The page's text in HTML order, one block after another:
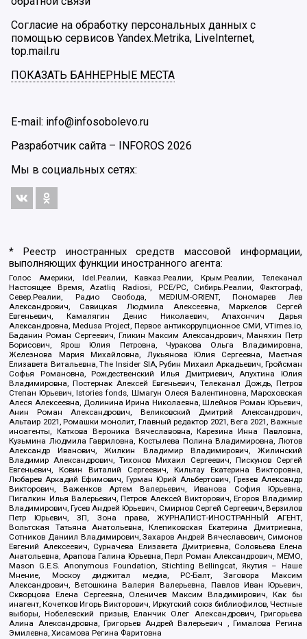
Согласие на обработку персональных данных с
помощью сервисов Yandex.Metrika, LiveInternet,
top.mail.ru
ПОКАЗАТЬ БАННЕРНЫЕ МЕСТА
E-mail: info@infosobolevo.ru
Разработчик сайта – INFOROS 2026
Мы в социальных сетях:
* Реестр иностранных средств массовой информации,
выполняющих функции иностранного агента:
Голос Америки, Idel.Реалии, Кавказ.Реалии, Крым.Реалии, Телеканал
Настоящее Время, Azatliq Radiosi, PCE/PC, Сибирь.Реалии, Фактограф,
Север.Реалии, Радио Свобода, MEDIUM-ORIENT, Пономарев Лев
Александрович, Савицкая Людмила Алексеевна, Маркелов Сергей
Евгеньевич, Камалягин Денис Николаевич, Апахончич Дарья
Александровна, Medusa Project, Первое антикоррупционное СМИ, VTimes.io,
Баданин Роман Сергеевич, Гликин Максим Александрович, Маняхин Петр
Борисович, Ярош Юлия Петровна, Чуракова Ольга Владимировна,
Железнова Мария Михайловна, Лукьянова Юлия Сергеевна, Маетная
Елизавета Витальевна, The Insider SIA, Рубин Михаил Аркадьевич, Гройсман
Софья Романовна, Рождественский Илья Дмитриевич, Апухтина Юлия
Владимировна, Постернак Алексей Евгеньевич, Телеканал Дождь, Петров
Степан Юрьевич, Istories fonds, Шмагун Олеся Валентиновна, Мароховская
Алеся Алексеевна, Долинина Ирина Николаевна, Шлейнов Роман Юрьевич,
Анин Роман Александрович, Великовский Дмитрий Александрович,
Альтаир 2021, Ромашки монолит, Главный редактор 2021, Вега 2021, Важные
иноагенты, Каткова Вероника Вячеславовна, Карезина Инна Павловна,
Кузьмина Людмила Гавриловна, Костылева Полина Владимировна, Лютов
Александр Иванович, Жилкин Владимир Владимирович, Жилинский
Владимир Александрович, Тихонов Михаил Сергеевич, Пискунов Сергей
Евгеньевич, Ковин Виталий Сергеевич, Кильтау Екатерина Викторовна,
Любарев Аркадий Ефимович, Гурман Юрий Альбертович, Грезев Александр
Викторович, Важенков Артем Валерьевич, Иванова София Юрьевна,
Пигалкин Илья Валерьевич, Петров Алексей Викторович, Егоров Владимир
Владимирович, Гусев Андрей Юрьевич, Смирнов Сергей Сергеевич, Верзилов
Петр Юрьевич, ЗП, Зона права, ЖУРНАЛИСТ-ИНОСТРАННЫЙ АГЕНТ,
Вольтская Татьяна Анатольевна, Клепиковская Екатерина Дмитриевна,
Сотников Даниил Владимирович, Захаров Андрей Вячеславович, Симонов
Евгений Алексеевич, Сурначева Елизавета Дмитриевна, Соловьева Елена
Анатольевна, Арапова Галина Юрьевна, Перл Роман Александрович, МЕМО,
Mason G.E.S. Anonymous Foundation, Stichting Bellingcat, Якутия – Наше
Мнение, Москоу диджитал медиа, РС-Балт, Заговора Максим
Александрович, Ветошкина Валерия Валерьевна, Павлов Иван Юрьевич,
Скворцова Елена Сергеевна, Оленичев Максим Владимирович, Как бы
инагент, Кочетков Игорь Викторович, Иркутский союз библиофилов, Честные
выборы, Нобелевский призыв, Еланчик Олег Александрович, Григорьева
Алина Александровна, Григорьев Андрей Валерьевич , Гималова Регина
Эмилевна, Хисамова Регина Фаритовна